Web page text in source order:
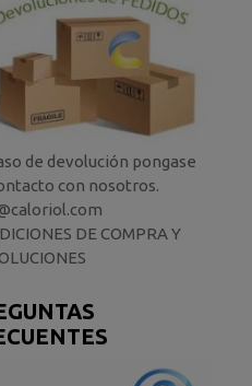
de devolución pongase
con nosotros.
DE COMPRA Y